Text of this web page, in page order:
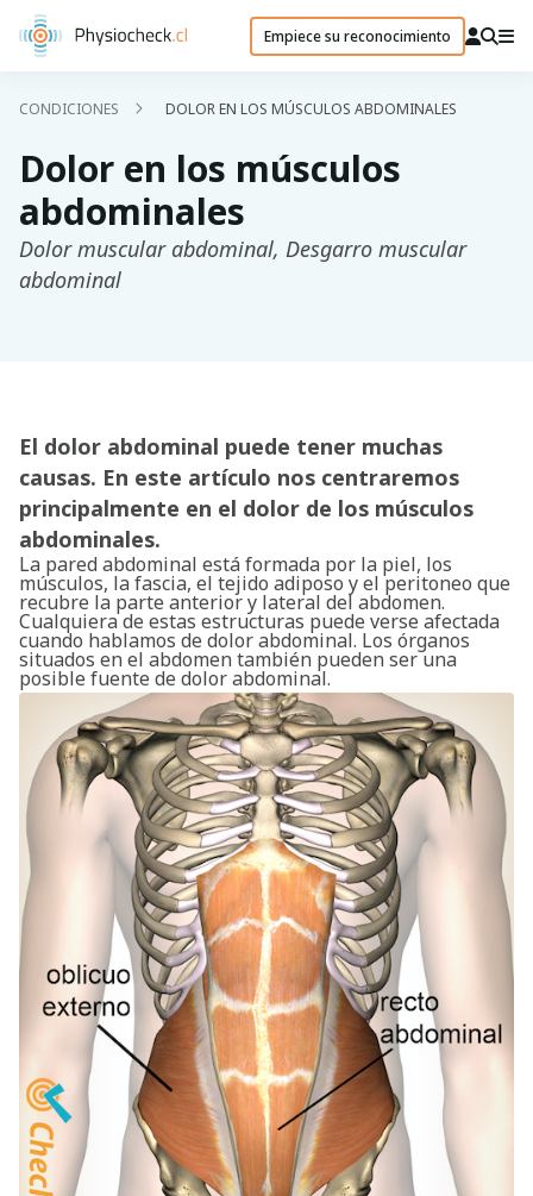
Empiece su reconocimiento
CONDICIONES DOLOR EN LOS MÚSCULOS ABDOMINALES
Dolor en los músculos
abdominales
Dolor muscular abdominal, Desgarro muscular
abdominal
El dolor abdominal puede tener muchas
causas. En este artículo nos centraremos
principalmente en el dolor de los músculos
abdominales.
La pared abdominal está formada por la piel, los
músculos, la fascia, el tejido adiposo y el peritoneo que
recubre la parte anterior y lateral del abdomen.
Cualquiera de estas estructuras puede verse afectada
cuando hablamos de dolor abdominal. Los órganos
situados en el abdomen también pueden ser una
posible fuente de dolor abdominal.